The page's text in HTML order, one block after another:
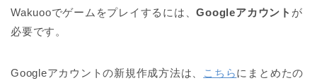
Wakuooでゲームをプレイするには、Googleアカウント が
必要です。
Googleアカウントの新規作成方法は、 こちらにまとめたの